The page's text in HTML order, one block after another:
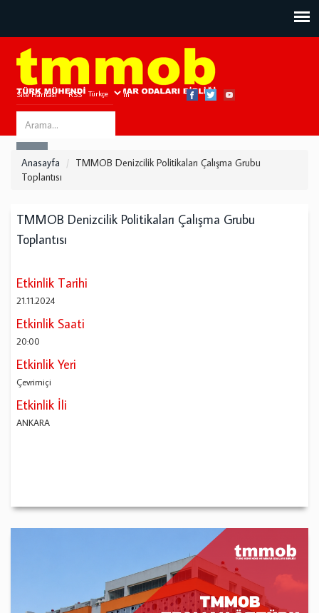
Site Haritası RSS Bize Ulaşın
Search
this
site
Anasayfa
TMMOB Denizcilik Politikaları Çalışma Grubu
Toplantısı
TMMOB Denizcilik Politikaları Çalışma Grubu
Toplantısı
Etkinlik Tarihi
21.11.2024
Etkinlik Saati
20:00
Etkinlik Yeri
Çevrimiçi
Etkinlik İli
ANKARA